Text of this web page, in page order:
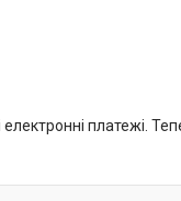
електронні платежі.